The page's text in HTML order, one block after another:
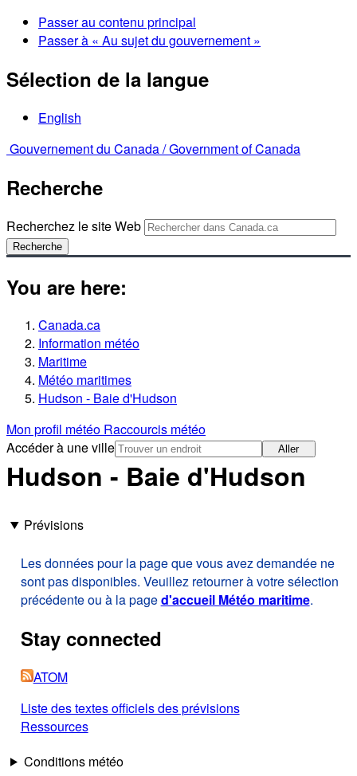
Passer au contenu principal
Passer à « Au sujet du gouvernement »
Sélection de la langue
English
Gouvernement du Canada /Government of Canada
Recherche
Recherchez le site Web
Recherche
You are here:
Canada.ca
Information météo
Maritime
Météo maritimes
Hudson - Baie d'Hudson
Mon profil météo Raccourcis météo
Accéder à une ville
Aller
Hudson - Baie d'Hudson
Prévisions
Les données pour la page que vous avez demandée ne
sont pas disponibles. Veuillez retourner à votre sélection
précédente ou à la paged'accueil Météo maritime.
Stay connected
ATOM
Liste des textes officiels des prévisions
Ressources
Conditions météo